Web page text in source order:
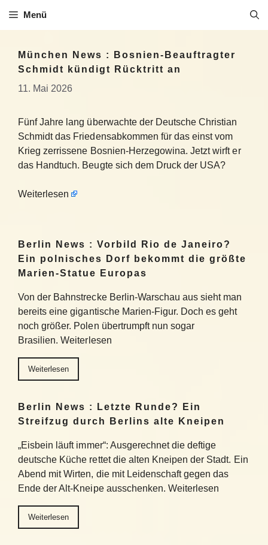
Inhalt
Menü
München News : Bosnien-Beauftragter
Schmidt kündigt Rücktritt an
11. Mai 2026
Fünf Jahre lang überwachte der Deutsche Christian
Schmidt das Friedensabkommen für das einst vom
Krieg zerrissene Bosnien-Herzegowina. Jetzt wirft er
das Handtuch. Beugte sich dem Druck der USA?
Weiterlesen
Berlin News : Vorbild Rio de Janeiro?
Ein polnisches Dorf bekommt die größte
Marien-Statue Europas
Von der Bahnstrecke Berlin-Warschau aus sieht man
bereits eine gigantische Marien-Figur. Doch es geht
noch größer. Polen übertrumpft nun sogar
Brasilien. Weiterlesen
Weiterlesen
Berlin News : Letzte Runde? Ein
Streifzug durch Berlins alte Kneipen
„Eisbein läuft immer“: Ausgerechnet die deftige
deutsche Küche rettet die alten Kneipen der Stadt. Ein
Abend mit Wirten, die mit Leidenschaft gegen das
Ende der Alt-Kneipe ausschenken. Weiterlesen
Weiterlesen